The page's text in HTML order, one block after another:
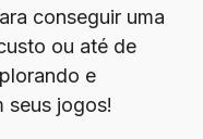
conseguir uma
ou até de
e
seus jogos!